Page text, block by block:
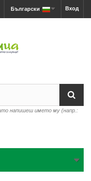
Вход
Български
напишеш името му (напр.: